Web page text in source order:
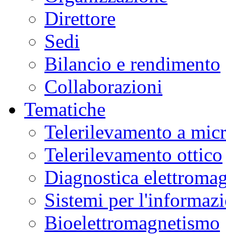
Direttore
Sedi
Bilancio e rendimento
Collaborazioni
Tematiche
Telerilevamento a
Telerilevamento ottico
Diagnostica
Sistemi per
Bioelettromagnetismo